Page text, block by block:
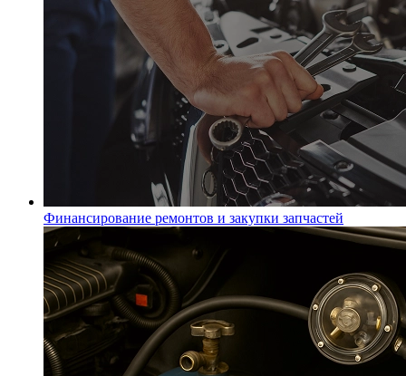
Финансирование ремонтов и закупки запчастей